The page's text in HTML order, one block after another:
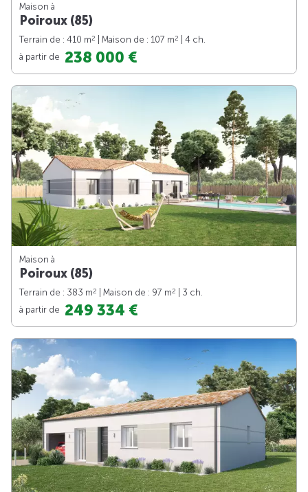
Maison à
Poiroux (85)
Terrain de : 410 m2 | Maison de : 107 m2
| 4 ch.
à partir de 238 000 €
Maison à
Poiroux (85)
Terrain de : 383 m2 | Maison de : 97 m2
| 3 ch.
à partir de 249 334 €